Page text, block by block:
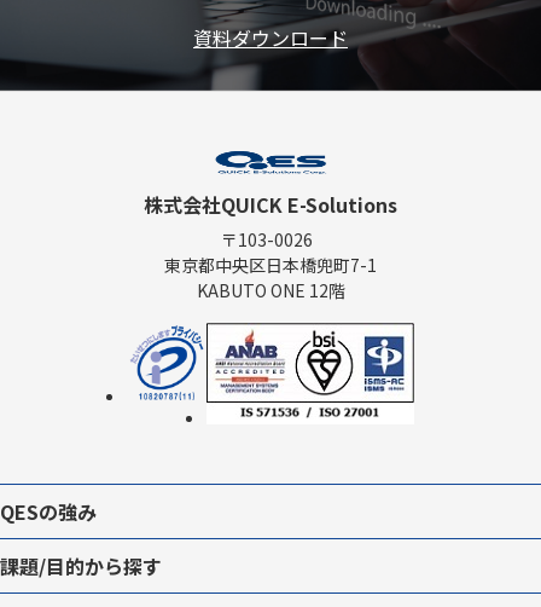
資料ダウンロード
株式会社QUICK E-Solutions
〒103-0026
東京都中央区日本橋兜町7-1
KABUTO ONE 12階
QESの強み
課題/目的から探す